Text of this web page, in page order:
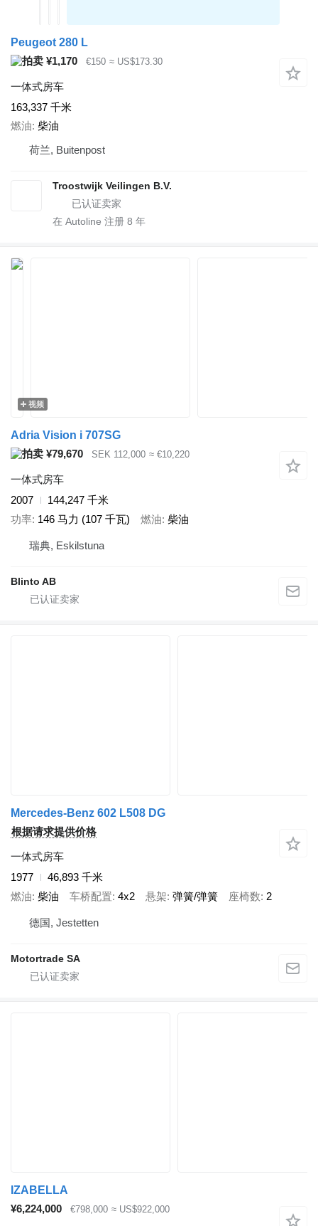
Peugeot 280 L
¥1,170
€150 ≈ US$173.30
一体式房车
163,337 千米
燃油 柴油
荷兰, Buitenpost
Troostwijk Veilingen B.V.
在 Autoline 注册 8 年
视频
Adria Vision i 707SG
¥79,670
SEK 112,000 ≈ €10,220
一体式房车
2007
144,247 千米
功率 146 马力 (107 千瓦) 燃油 柴油
瑞典, Eskilstuna
Blinto AB
Mercedes-Benz 602 L508 DG
根据请求提供价格
一体式房车
1977
46,893 千米
燃油 柴油 车桥配置 4x2 悬架 弹簧/弹簧 座椅数 2
德国, Jestetten
Motortrade SA
IZABELLA
¥6,224,000
€798,000 ≈ US$922,000